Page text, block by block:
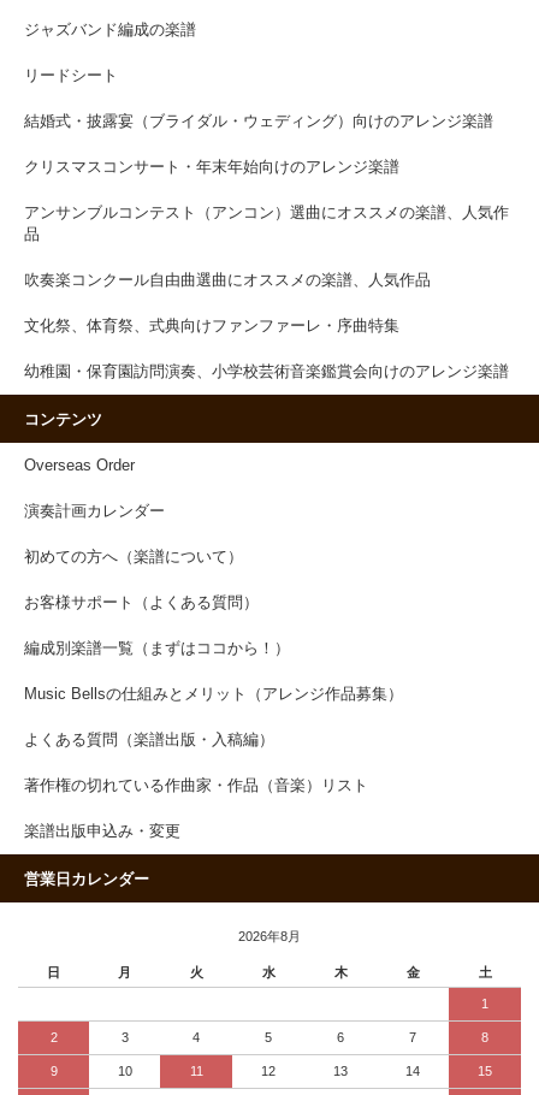
ジャズバンド編成の楽譜
リードシート
結婚式・披露宴（ブライダル・ウェディング）向けのアレンジ楽譜
クリスマスコンサート・年末年始向けのアレンジ楽譜
アンサンブルコンテスト（アンコン）選曲にオススメの楽譜、人気作
品
吹奏楽コンクール自由曲選曲にオススメの楽譜、人気作品
文化祭、体育祭、式典向けファンファーレ・序曲特集
幼稚園・保育園訪問演奏、小学校芸術音楽鑑賞会向けのアレンジ楽譜
コンテンツ
Overseas Order
演奏計画カレンダー
初めての方へ（楽譜について）
お客様サポート（よくある質問）
編成別楽譜一覧（まずはココから！）
Music Bellsの仕組みとメリット（アレンジ作品募集）
よくある質問（楽譜出版・入稿編）
著作権の切れている作曲家・作品（音楽）リスト
楽譜出版申込み・変更
営業日カレンダー
2026年8月
日 月 火 水 木 金 土
1
2 3 4 5 6 7 8
9 10 11 12 13 14 15